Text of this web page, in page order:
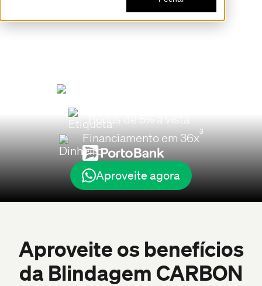
Bônus de 5% à vista
Financiamento em 36x3
Aproveite agora
Aproveite os benefícios
da Blindagem CARBON